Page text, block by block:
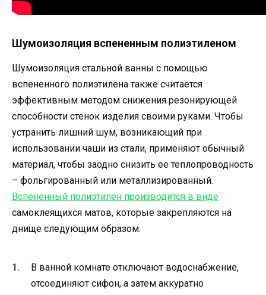
Шумоизоляция вспененным полиэтиленом
Шумоизоляция стальной ванны с помощью
вспененного полиэтилена также считается
эффективным методом снижения резонирующей
способности стенок изделия своими руками. Чтобы
устранить лишний шум, возникающий при
использовании чаши из стали, применяют обычный
материал, чтобы заодно снизить ее теплопроводность
– фольгированный или металлизированный.
Вспененный полиэтилен производится в виде
самоклеящихся матов, которые закрепляются на
днище следующим образом:
В ванной комнате отключают водоснабжение,
отсоединяют сифон, а затем аккуратно